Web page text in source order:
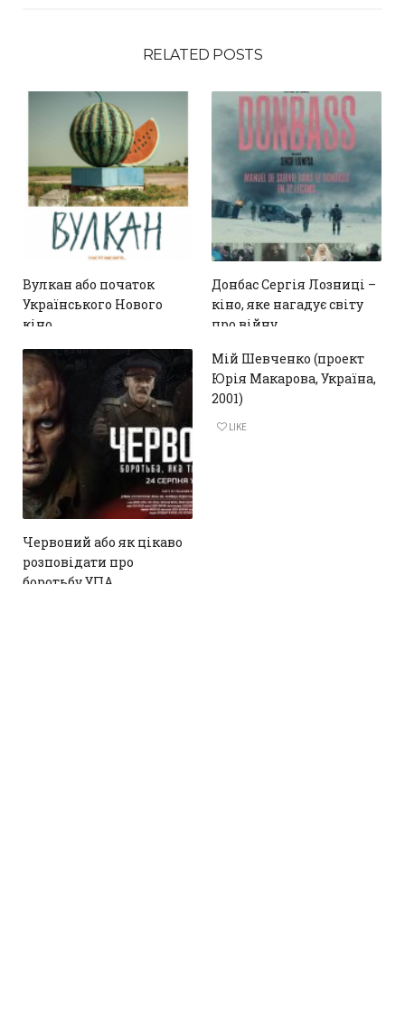
RELATED POSTS
Вулкан або початок
Українського Нового
кіно
LIKE
Донбас Сергія Лозниці –
кіно, яке нагадує світу
про війну
3
Червоний або як цікаво
розповідати про
боротьбу УПА
Мій Шевченко (проект
Юрія Макарова, Україна,
2001)
LIKE